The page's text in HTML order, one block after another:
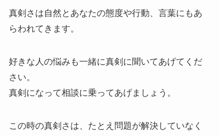
真剣さは自然とあなたの態度や行動、言葉にもあ
らわれてきます。
好きな人の悩みも一緒に真剣に聞いてあげてくだ
さい。
真剣になって相談に乗ってあげましょう。
この時の真剣さは、たとえ問題が解決していなく